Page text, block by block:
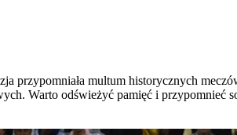
przypomniała multum historycznych
Warto odświeżyć pamięć i przypomnieć